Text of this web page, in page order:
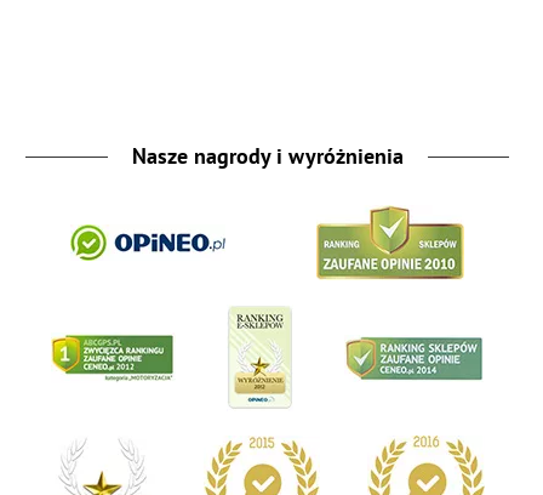
Nasze nagrody i wyróżnienia